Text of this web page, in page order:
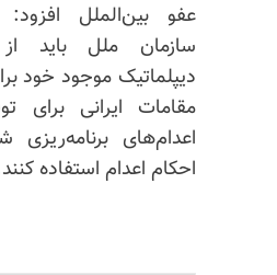
عفو بین‌الملل
سازمان ملل باید از
دیپلماتیک موجود خود
مقامات ایرانی برای
اعدام‌های
احکام اعدام استفاده